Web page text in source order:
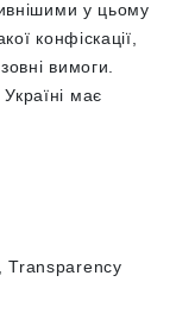
у цьому
конфіскації,
вимоги.
має
Transparency